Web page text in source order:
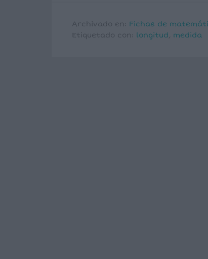
Archivado en: Fichas de
Etiquetado con: longitud, medida